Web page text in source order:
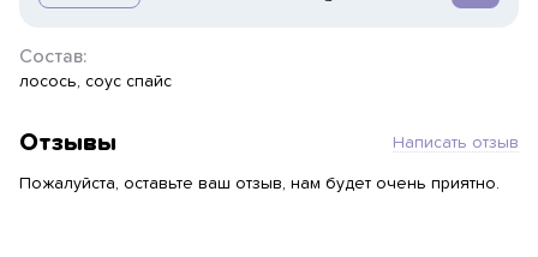
Состав:
лосось, соус спайс
Отзывы Написать отзыв
Пожалуйста, оставьте ваш отзыв, нам будет очень приятно.